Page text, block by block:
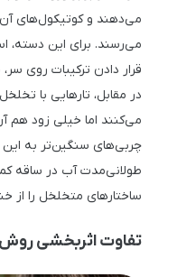
می‌دهند و کوتیکول‌های
می‌رسند. برای این دسته،
قرار دادن ترکیبات روی
در مقابل، تارهایی با
می‌کنند اما خیلی زود هم
چربی‌های سنگین‌تر به
طولانی‌مدت آب در ساقه
ساختارهای متخلخل را
تفاوت اثربخشی